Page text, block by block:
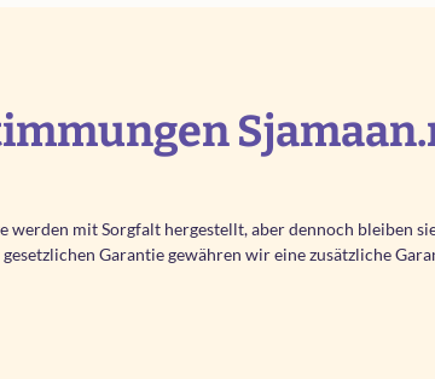
werden mit Sorgfalt hergestellt, aber dennoch bleiben
Garantie gewähren wir eine zusätzliche